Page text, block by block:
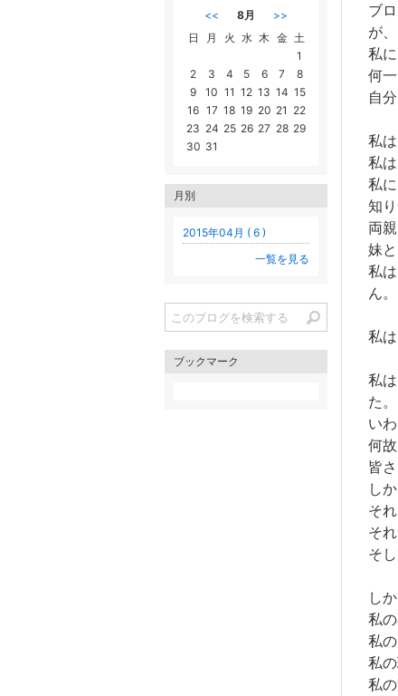
ブ
が、
私
何
自
私
私
私
知
両
妹
私
ん。
私
私
た。
い
何
皆
し
そ
そ
そ
し
私
私
私
私
<< 8月
>>
日
月 火 水 木 金 土
1
2
3 4 5 6 7
8
9
10 11 12 13 14 15
16 17 18 19 20 21 22
23 24 25 26 27 28 29
30 31
月別
2015年04月 ( 6 )
一覧を見る
ブックマーク